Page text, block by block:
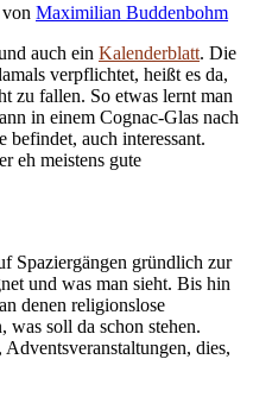
von Maximilian Buddenbohm
auch ein Kalenderblatt. Die
verpflichtet, heißt es da,
zu fallen. So etwas lernt man
in einem Cognac-Glas nach
befindet, auch interessant.
eh meistens gute
Spaziergängen gründlich zur
und was man sieht. Bis hin
denen religionslose
soll da schon stehen.
dies,